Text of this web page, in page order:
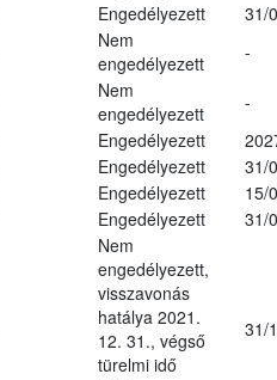
Engedélyezett
31/
Nem
engedélyezett
-
Nem
engedélyezett
-
Engedélyezett
Engedélyezett
31/
Engedélyezett
15/
Engedélyezett 31/
Nem
engedélyezett,
visszavonás
hatálya 2021.
12. 31., végső
türelmi idő
31/